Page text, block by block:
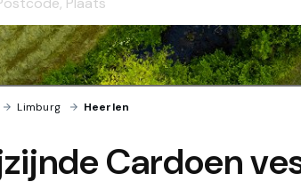
› Limburg › Heerlen
Cardoen